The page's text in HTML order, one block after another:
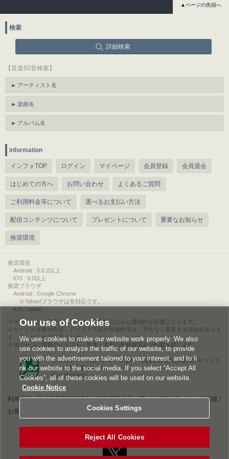
▲ページの先頭へ
検索
詳細検索
【音楽50音検索】
アーティスト名
楽曲名
アルバム名
information
インフォTOP ログイン マイページ 会員登録 会員退会
はじめての方へ お問い合わせ よくあるご質問
ご利用料金等について 選べるお支払い方法
配信コンテンツについて プレゼントについて 重要なお知らせ
推奨環境
推奨環境
Android : 5.0.2以上
iOS : 9.0以上
推奨ブラウザ
Android : Google Chrome
※Yahoo!ブラウザは非対応です。
iOS : Safari
サービスをご利用されるには、情報料のほかに通信料が必要になります。
サービス名称や内容、アクセス方法や情報料等は、予告なく変更する場合がありま
す。あらかじめご了承ください。
本ページに掲載のイラスト・写真・文章の無断複写及び転載を禁じます。
このエルマークは、レコード会社・映像製作会社が提供するコンテ
ンツを示す登録商標です。
RIAJ00013011
利用規約|個人情報等保護方針|特定商取引法に基づく表記|ライセンス情報
お客様情報の外部送信について|Cookies Settings
Our use of Cookies
We use cookies to make our website work properly. We also
use cookies to analyze the traffic of our website, to provide
you with the advertisement tailored to your interest, and to li
nk our website to the social media. If you select “Accept All
Cookies”, all of these cookies will be used on our website.
Cookie Notice
Cookies Settings
Reject All Cookies